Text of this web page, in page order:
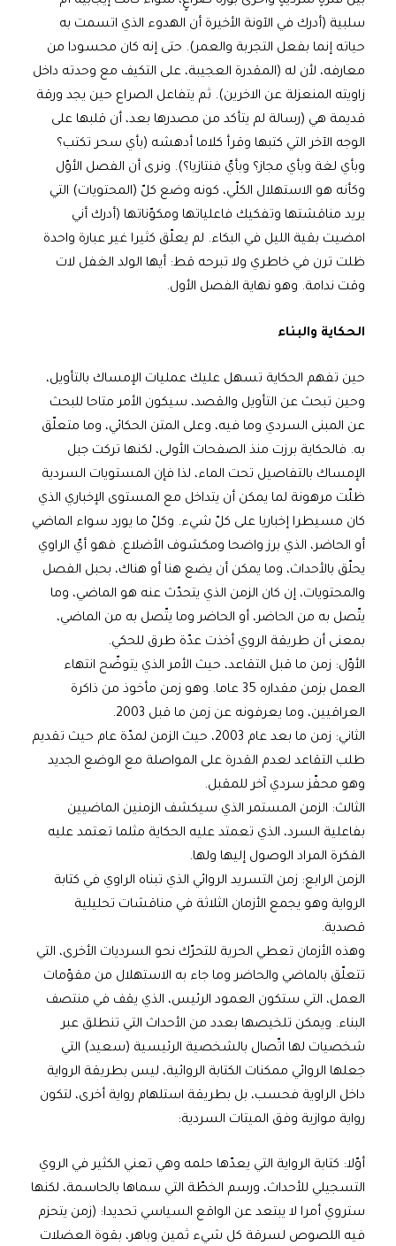
سلبية (أدرك في الآونة الأخيرة أن الهدوء الذي اتسمت به
حياته إنما بفعل التجربة والعمر). حتى إنه كان محسودا من
معارفه، لأن له (المقدرة العجيبة، على التكيف مع وحدته داخل
زاويته المنعزلة عن الاخرين). ثم يتفاعل الصراع حين يجد ورقة
قديمة هي (رسالة لم يتأكد من مصدرها بعد، أن قلبها على
الوجه الآخر التي كتبها وقرأ كلاما أدهشه (بأي سحر تكتب؟
وبأي لغة وبأي مجاز؟ وبأيّ فنتازيا؟). ونرى أن الفصل الأوّل
وكأنه هو الاستهلال الكلّي، كونه وضع كلّ (المحتويات) التي
يريد مناقشتها وتفكيك فاعلياتها ومكوّناتها (أدرك أني
امضيت بقية الليل في البكاء. لم يعلّق كثيرا غير عبارة واحدة
ظلت ترن في خاطري ولا تبرحه قط: أيها الولد الغفل لات
وقت ندامة. وهو نهاية الفصل الأول.
الحكاية والبناء
حين تفهم الحكاية تسهل عليك عمليات الإمساك بالتأويل،
وحين تبحث عن التأويل والقصد، سيكون الأمر متاحا للبحث
عن المبنى السردي وما فيه، وعلى المتن الحكائي، وما متعلّق
به. فالحكاية برزت منذ الصفحات الأولى، لكنها تركت جبل
الإمساك بالتفاصيل تحت الماء، لذا فإن المستويات السردية
ظلّت مرهونة لما يمكن أن يتداخل مع المستوى الإخباري الذي
كان مسيطرا إخباريا على كلّ شيء. وكلّ ما يورد سواء الماضي
أو الحاضر، الذي برز واضحا ومكشوف الأضلاع. فهو أيّ الراوي
يحلّق بالأحداث، وما يمكن أن يضع هنا أو هناك، بحبل الفصل
والمحتويات، إن كان الزمن الذي يتحدّث عنه هو الماضي، وما
يتّصل به من الحاضر، أو الحاضر وما يتّصل به من الماضي،
بمعنى أن طريقة الروي أخذت عدّة طرق للحكي.
الأوّل: زمن ما قبل التقاعد، حيث الأمر الذي يتوضّح انتهاء
العمل بزمن مقداره 35 عاما. وهو زمن مأخوذ من ذاكرة
العراقيين، وما يعرفونه عن زمن ما قبل 2003.
الثاني: زمن ما بعد عام 2003، حيث الزمن لمدّة عام حيث تقديم
طلب التقاعد لعدم القدرة على المواصلة مع الوضع الجديد
وهو محفّز سردي آخر للمقبل.
الثالث: الزمن المستمر الذي سيكشف الزمنين الماضيين
بفاعلية السرد، الذي تعمتد عليه الحكاية مثلما تعتمد عليه
الفكرة المراد الوصول إليها ولها.
الزمن الرابع: زمن التسريد الروائي الذي تبناه الراوي في كتابة
الرواية وهو يجمع الأزمان الثلاثة في مناقشات تحليلية
قصدية.
وهذه الأزمان تعطي الحرية للتحرّك نحو السرديات الأخرى، التي
تتعلّق بالماضي والحاضر وما جاء به الاستهلال من مقوّمات
العمل، التي ستكون العمود الرئيس، الذي يقف في منتصف
البناء. ويمكن تلخيصها بعدد من الأحداث التي تنطلق عبر
شخصيات لها اتّصال بالشخصية الرئيسية (سعيد) التي
جعلها الروائي ممكنات الكتابة الروائية، ليس بطريقة الرواية
داخل الراوية فحسب، بل بطريقة استلهام رواية أخرى، لتكون
رواية موازية وفق الميتات السردية:
أوّلا: كتابة الرواية التي يعدّها حلمه وهي تعني الكثير في الروي
التسجيلي للأحداث، ورسم الخطّة التي سماها بالحاسمة، لكنها
ستروي أمرا لا يبتعد عن الواقع السياسي تحديدا: (زمن يتحزم
فيه اللصوص لسرقة كل شيء ثمين وباهر، بقوة العضلات